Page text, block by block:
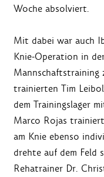
Woche absolviert.
Mit dabei war auch
Knie-Operation in
Mannschaftstraining
trainierten Tim
dem Trainingslager
Marco Rojas
am Knie ebenso
drehte auf dem Feld
Rehatrainer Dr.